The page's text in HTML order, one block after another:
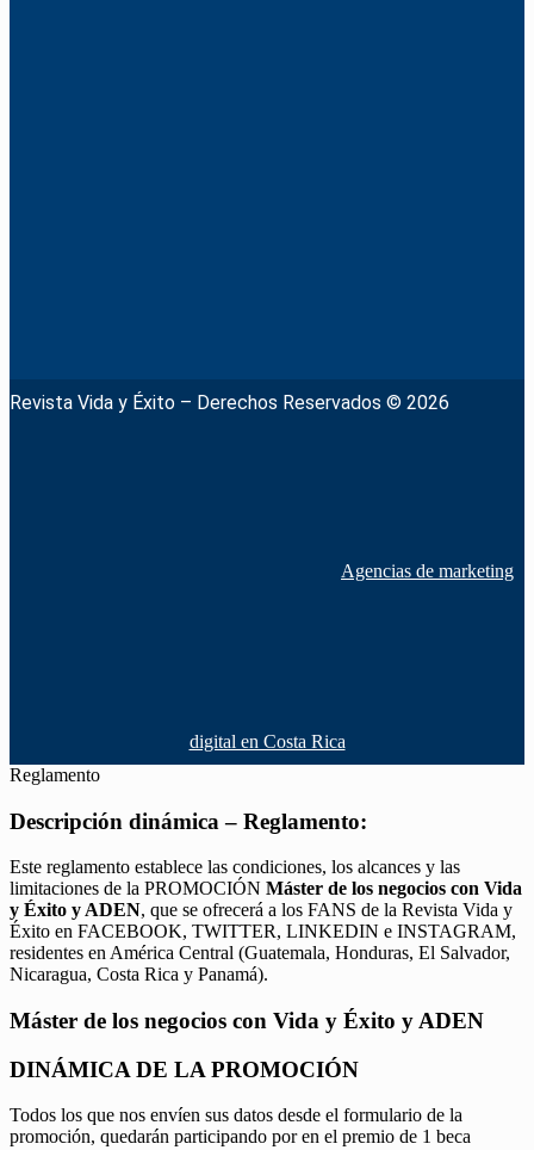
Revista Vida y Éxito – Derechos Reservados © 2026
Agencias de marketing
digital en Costa Rica
Reglamento
Descripción dinámica – Reglamento:
Este reglamento establece las condiciones, los alcances y las
limitaciones de la PROMOCIÓN Máster de los negocios con Vida
y Éxito y ADEN, que se ofrecerá a los FANS de la Revista Vida y
Éxito en FACEBOOK, TWITTER, LINKEDIN e INSTAGRAM,
residentes en América Central (Guatemala, Honduras, El Salvador,
Nicaragua, Costa Rica y Panamá).
Máster de los negocios con Vida y Éxito y ADEN
DINÁMICA DE LA PROMOCIÓN
Todos los que nos envíen sus datos desde el formulario de la
promoción, quedarán participando por en el premio de 1 beca